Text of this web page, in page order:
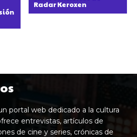
Radar Keroxen
portal web dedicado a la cultura
entrevistas, artículos de
de cine y series, crónicas de